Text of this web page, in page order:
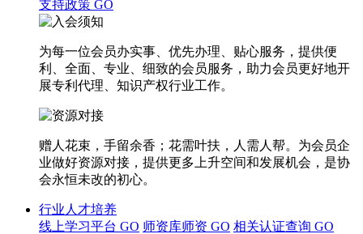
支持政策 GO
为每一位会员办实事、优先办理、贴心服务，提供便
利、全面、专业、细致的会员服务，助力会员更好地开
展专利代理、知识产权行业工作。
赠人花束，手留余香；花需叶扶，人需人帮。为会员企
业做好资源对接，提供更多上升空间和发展机会，是协
会永恒未改的初心。
行业人才培养
线上学习平台 GO 师资库师资 GO 相关认证查询 GO